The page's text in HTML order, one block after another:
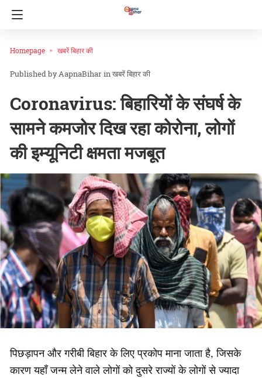
Homepage खबरें बिहार की
AapnaBihar inखबरें बिहार की
Coronavirus: बिहारियों के संघर्ष के
सामने कमजोर दिख रहा कोरोना, लोगों
की इम्यूनिटी क्षमता मजबूत
पिछड़ापन और गरीबी बिहार के लिए प्रकोप माना जाता है, जिसके
कारण यहाँ जन्म लेने वाले लोगों को दुसरे राज्यों के लोगों से ज्यादा